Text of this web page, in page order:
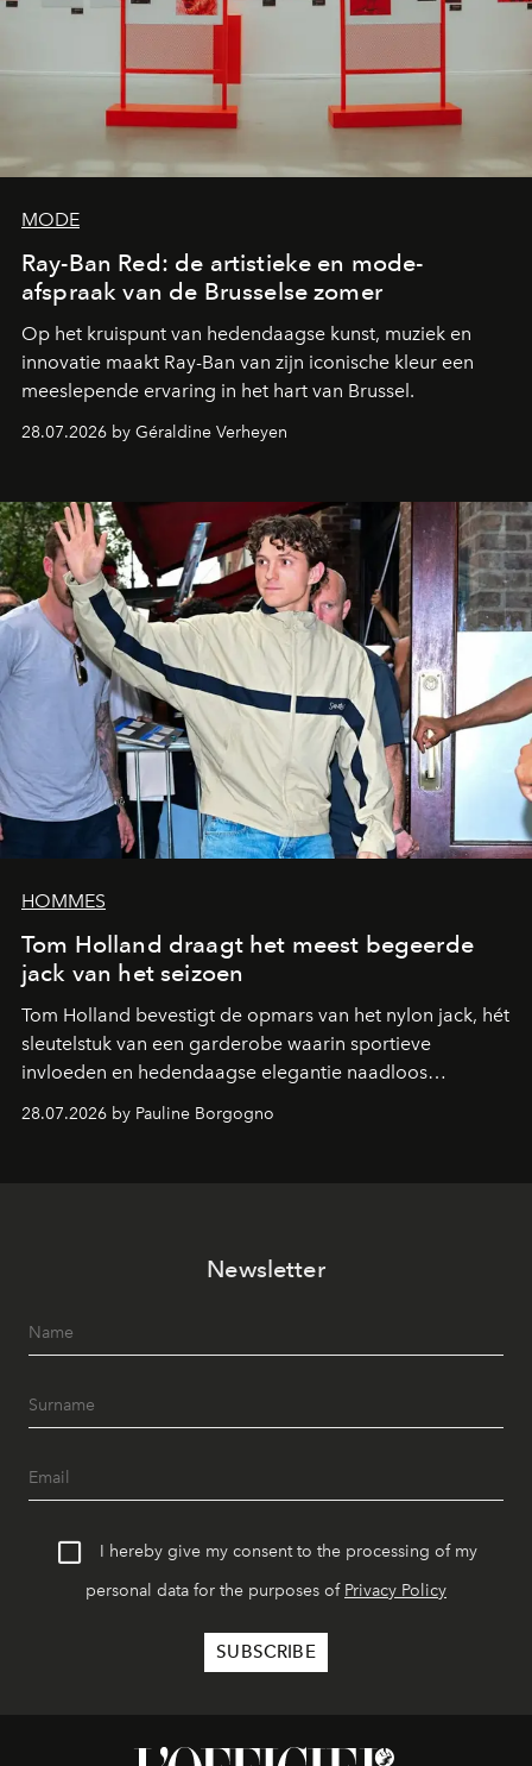
MODE
Ray-Ban Red: de artistieke en mode-
afspraak van de Brusselse zomer
Op het kruispunt van hedendaagse kunst, muziek en
innovatie maakt Ray-Ban van zijn iconische kleur een
meeslepende ervaring in het hart van Brussel.
28.07.2026 by Géraldine Verheyen
HOMMES
Tom Holland draagt het meest begeerde
jack van het seizoen
Tom Holland bevestigt de opmars van het nylon jack, hét
sleutelstuk van een garderobe waarin sportieve
invloeden en hedendaagse elegantie naadloos
28.07.2026 by Pauline Borgogno
Newsletter
I hereby give my consent to the processing of my
personal data for the purposes of Privacy Policy